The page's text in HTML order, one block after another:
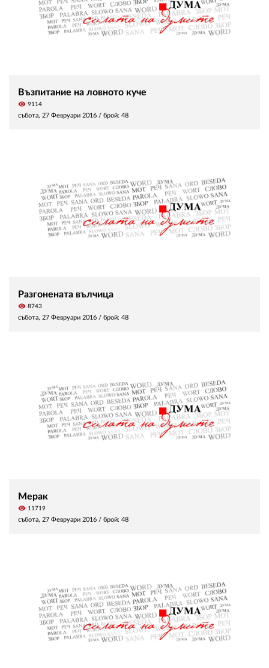
Възпитание на ловното куче
visibility 9114
събота, 27 Февруари 2016 / брой: 48
Разгонената вълчица
visibility 8743
събота, 27 Февруари 2016 / брой: 48
Мерак
visibility 11719
събота, 27 Февруари 2016 / брой: 48